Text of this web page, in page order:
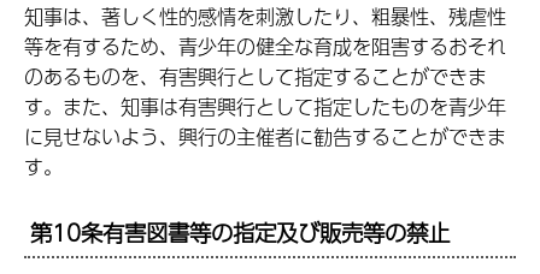
知事は、著しく性的感情を刺激したり、粗暴性、残虐性
等を有するため、青少年の健全な育成を阻害するおそれ
のあるものを、有害興行として指定することができま
す。また、知事は有害興行として指定したものを青少年
に見せないよう、興行の主催者に勧告することができま
す。
第10条有害図書等の指定及び販売等の禁止